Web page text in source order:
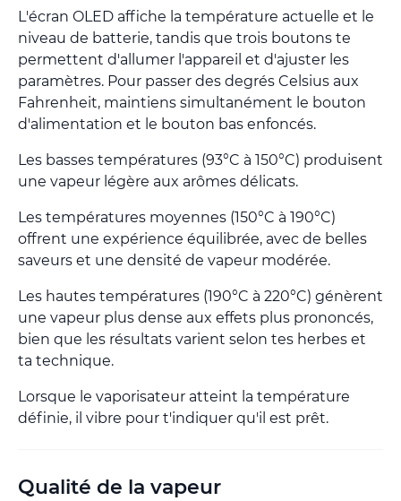
L'écran OLED affiche la température actuelle et le
niveau de batterie, tandis que trois boutons te
permettent d'allumer l'appareil et d'ajuster les
paramètres. Pour passer des degrés Celsius aux
Fahrenheit, maintiens simultanément le bouton
d'alimentation et le bouton bas enfoncés.
Les basses températures (93°C à 150°C) produisent
une vapeur légère aux arômes délicats.
Les températures moyennes (150°C à 190°C)
offrent une expérience équilibrée, avec de belles
saveurs et une densité de vapeur modérée.
Les hautes températures (190°C à 220°C) génèrent
une vapeur plus dense aux effets plus prononcés,
bien que les résultats varient selon tes herbes et
ta technique.
Lorsque le vaporisateur atteint la température
définie, il vibre pour t'indiquer qu'il est prêt.
Qualité de la vapeur